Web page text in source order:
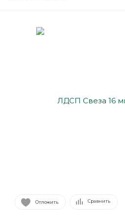
Отложить Сравнить